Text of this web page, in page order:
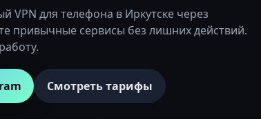
VPN для телефона в Иркутске через
привычные сервисы без лишних действий.
Смотреть тарифы